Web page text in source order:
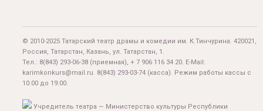
© 2010-2025 Татарский театр драмы и комедии им. К.Тинчурина. 420021,
Россия, Татарстан, Казань, ул. Татарстан, 1.
Тел.: 8(843) 293-06-38 (приемная), + 7 906 116 34 20. E-Mail:
karimkonkurs@mail.ru. 8(843) 293-03-74 (касса). Режим работы кассы с
10:00 до 19:00.
Учредитель театра — Министерство культуры Республики